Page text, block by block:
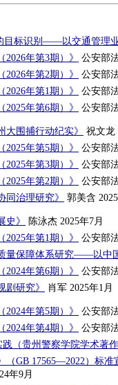
目标识别——以交通管理
年第3期）》
公安部
年第2期）》
公安部
年第1期）》
公安部
年第6期）》
公安部
围捕行动纪实》
祝文龙
年第5期）》
公安部
年第3期）》
公安部
年第2期）》
公安部
同治理研究》
郭美含
史》
陈泳杰 2025年7月
年第1期）》
公安部
量保障体系研究——以中
年第6期）》
公安部
剧研究》
肖军 2025年1月
年第5期）》
公安部
年第4期）》
公安部
践（贵州警察学院学术著
（GB 17565—2022）标准
年9月